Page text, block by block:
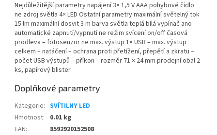
Nejdůležitější parametry napájení 3× 1,5 V AAA pohybové čidlo
ne zdroj světla 4× LED Ostatní parametry maximální světelný tok
15 lm maximální dosvit 3 m barva světla teplá bílá vypínač ano
automatické zapnutí/vypnutí ne režim svícení on/off časová
prodleva – fotosenzor ne max. výstup 1× USB – max. výstup
celkem – natáčení – ochrana proti přetížení, přepětí a zkratu –
počet USB výstupů – příkon – rozměr 71 × 24 mm prodejní obal 2
ks, papírový blister
Doplňkové parametry
Kategorie: SVÍTILNY LED
Hmotnost:
0.01 kg
EAN: 8592920152508